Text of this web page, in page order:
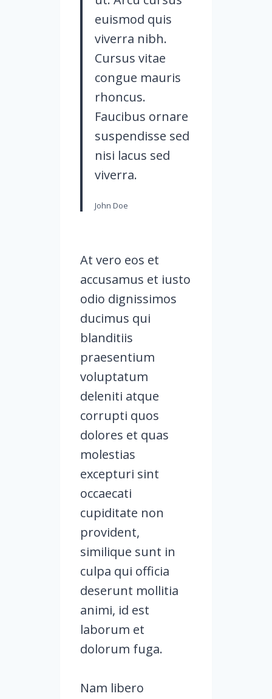
euismod quis
viverra nibh.
Cursus vitae
congue mauris
rhoncus.
Faucibus ornare
suspendisse sed
nisi lacus sed
viverra.
John Doe
At vero eos et
accusamus et iusto
odio dignissimos
ducimus qui
blanditiis
praesentium
voluptatum
deleniti atque
corrupti quos
dolores et quas
molestias
excepturi sint
occaecati
cupiditate non
provident,
similique sunt in
culpa qui officia
deserunt mollitia
animi, id est
laborum et
dolorum fuga.
Nam libero